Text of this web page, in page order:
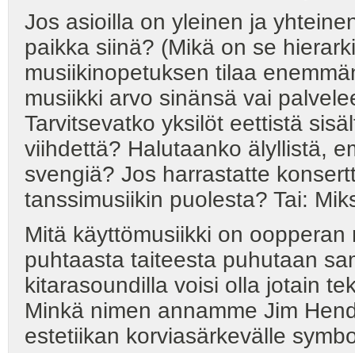
Jos asioilla on yleinen ja
paikka siinä? (Mikä on se
musiikinopetuksen tilaa
musiikki arvo sinänsä vai
Tarvitsevatko yksilöt eettistä
viihdettä? Halutaanko älyllistä,
svengiä? Jos harrastatte
tanssimusiikin puolesta? Tai:
Mitä käyttömusiikki on
puhtaasta taiteesta puhutaan
kitarasoundilla voisi olla jotain
Minkä nimen annamme Jim
estetiikan korviasärkevälle